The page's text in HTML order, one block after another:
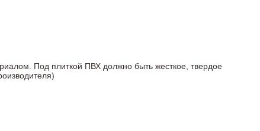
Под плиткой ПВХ должно быть жесткое, твердое